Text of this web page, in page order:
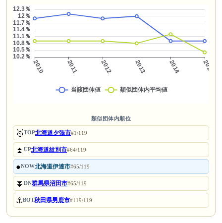
類似団体内順位
🥇TOP北海道夕張市#1/119
⏫UP北海道紋別市#64/119
●NOW北海道伊達市#65/119
⏬DN群馬県沼田市#65/119
⚓BOT秋田県男鹿市#119/119